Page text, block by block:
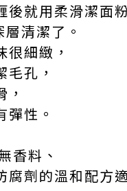
後就用柔滑潔面
層清潔了。
很細緻，
毛孔，
彈性。
香料、
腐劑的溫和配方